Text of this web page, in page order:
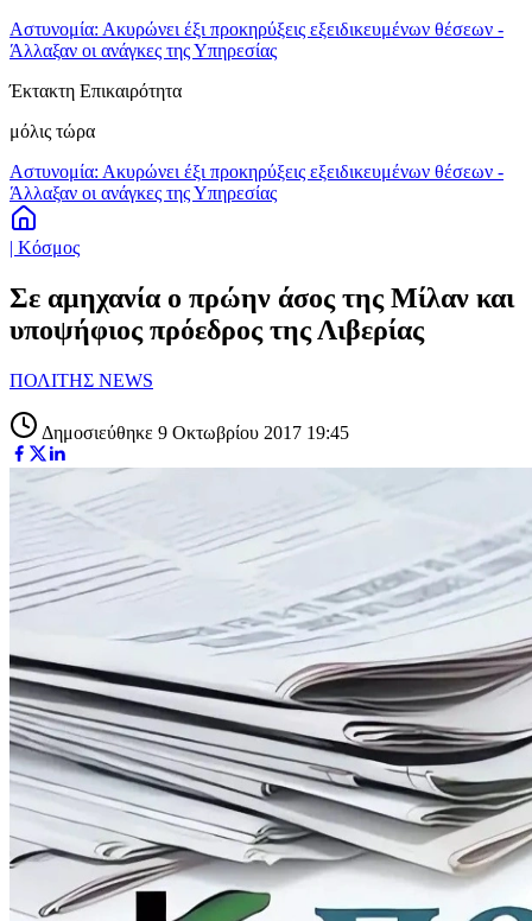
Αστυνομία: Ακυρώνει έξι προκηρύξεις εξειδικευμένων θέσεων -
Άλλαξαν οι ανάγκες της Υπηρεσίας
Έκτακτη Επικαιρότητα
μόλις τώρα
Αστυνομία: Ακυρώνει έξι προκηρύξεις εξειδικευμένων θέσεων -
Άλλαξαν οι ανάγκες της Υπηρεσίας
| Κόσμος
Σε αμηχανία ο πρώην άσος της Μίλαν και
υποψήφιος πρόεδρος της Λιβερίας
ΠΟΛΙΤΗΣ NEWS
Δημοσιεύθηκε 9 Οκτωβρίου 2017 19:45